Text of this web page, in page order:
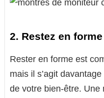
2. Restez en forme
Rester en forme est
mais il s’agit
de votre bien-être. Une